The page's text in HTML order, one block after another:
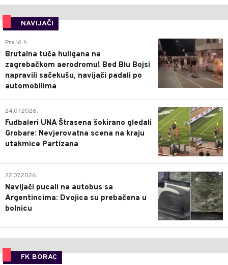
NAVIJAČI
0
Pre 16 h
Brutalna tuča huligana na
zagrebačkom aerodromu! Bed Blu Bojsi
napravili sačekušu, navijači padali po
automobilima
0
24.07.2026.
Fudbaleri UNA Štrasena šokirano gledali
Grobare: Nevjerovatna scena na kraju
utakmice Partizana
0
22.07.2026.
Navijači pucali na autobus sa
Argentincima: Dvojica su prebačena u
bolnicu
FK BORAC